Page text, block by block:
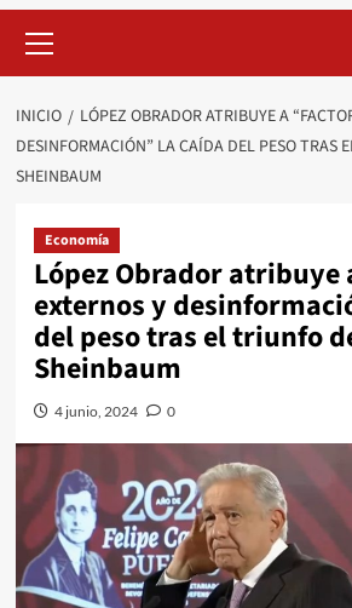
principal
INICIO
LÓPEZ OBRADOR ATRIBUYE A
DESINFORMACIÓN” LA CAÍDA DEL PESO TRAS
SHEINBAUM
Economía
López Obrador atribuye
externos y
del peso tras el triunfo
Sheinbaum
4 junio, 2024 0